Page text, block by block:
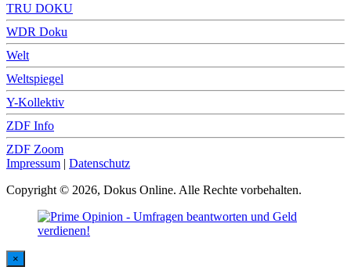
TRU DOKU
WDR Doku
Welt
Weltspiegel
Y-Kollektiv
ZDF Info
ZDF Zoom
Impressum | Datenschutz
Copyright © 2026, Dokus Online. Alle Rechte vorbehalten.
×